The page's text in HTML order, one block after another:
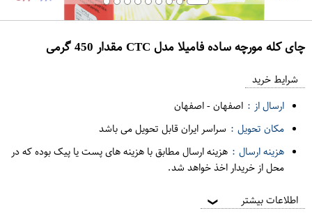
چای کله مورچه ساده فامیلا مدل CTC مقدار 450 گرمی
ر
شرایط خرید
ارسال از : اصفهان-اصفهان
مکان تحویل : سراسر ایران قابل تحویل می باشد
هزینه ارسال : هزینه ارسال مطابق با هزینه های پست یا پیک بوده که در
محل از خریدار اخذ خواهد شد.
اطلاعات بیشتر ❯